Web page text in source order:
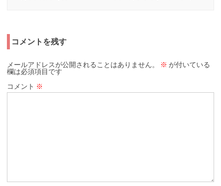
コメントを残す
メールアドレスが公開されることはありません。 ※ が付いている
欄は必須項目です
コメント ※